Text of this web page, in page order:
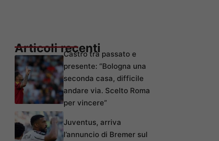
Articoli recentiCastro tra passato e
presente: “Bologna una
seconda casa, difficile
andare via. Scelto Roma
per vincere”
Juventus, arriva
l’annuncio di Bremer sul